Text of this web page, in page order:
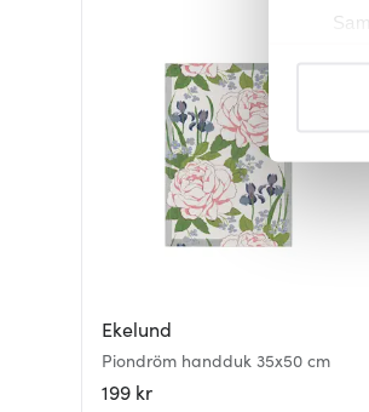
eller
Vi
att vi
Ekelund
Piondröm handduk 35x50 cm
199 kr